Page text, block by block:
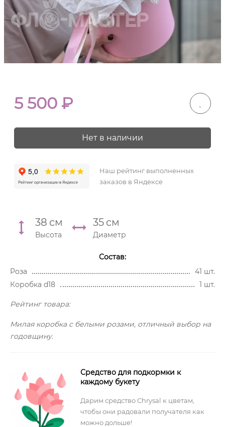
5 500 ₽
Нет в наличии
Наш рейтинг выполненных
заказов в Яндексе
38 см
Высота
35 см
Диаметр
Состав:
Роза
41 шт.
Коробка d18
1 шт.
Рейтинг товара:
Милая коробка с белыми розами, отличный выбор на
годовщину.
Средство для подкормки к
каждому букету
Дарим средство Chrysal к цветам,
чтобы они радовали получателя как
можно дольше!